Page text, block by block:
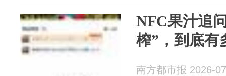
NFC果汁追
榨”，到底有
南方都市报 2026-